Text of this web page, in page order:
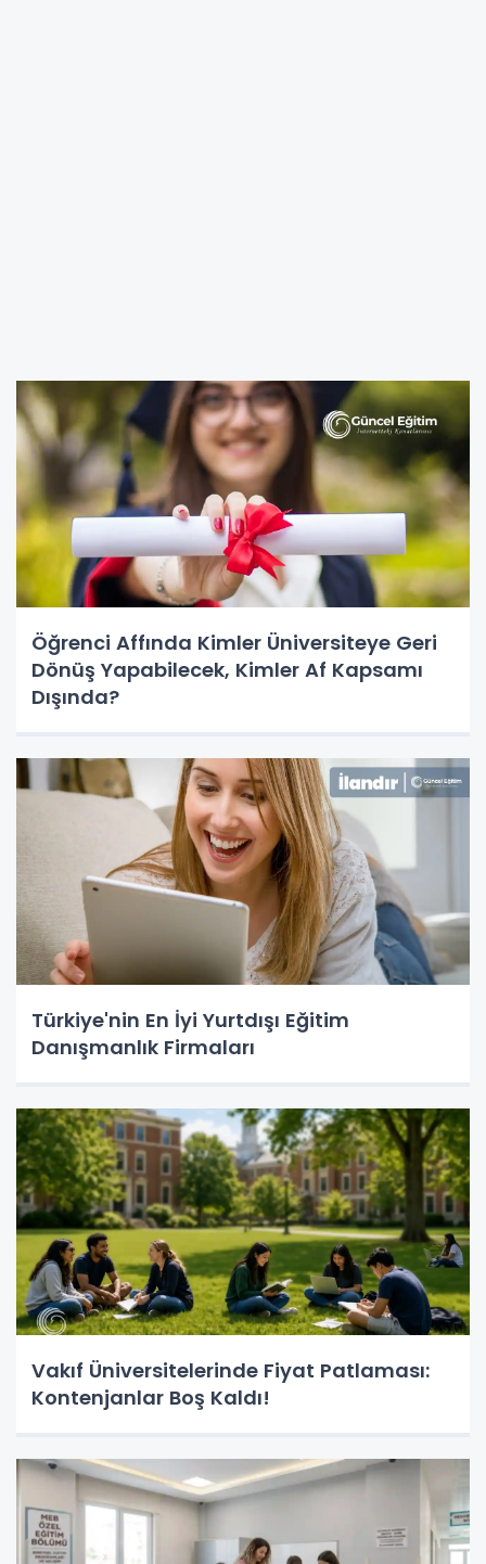
Öğrenci Affında Kimler Üniversiteye Geri
Dönüş Yapabilecek, Kimler Af Kapsamı
Dışında?
Türkiye'nin En İyi Yurtdışı Eğitim
Danışmanlık Firmaları
Vakıf Üniversitelerinde Fiyat Patlaması:
Kontenjanlar Boş Kaldı!